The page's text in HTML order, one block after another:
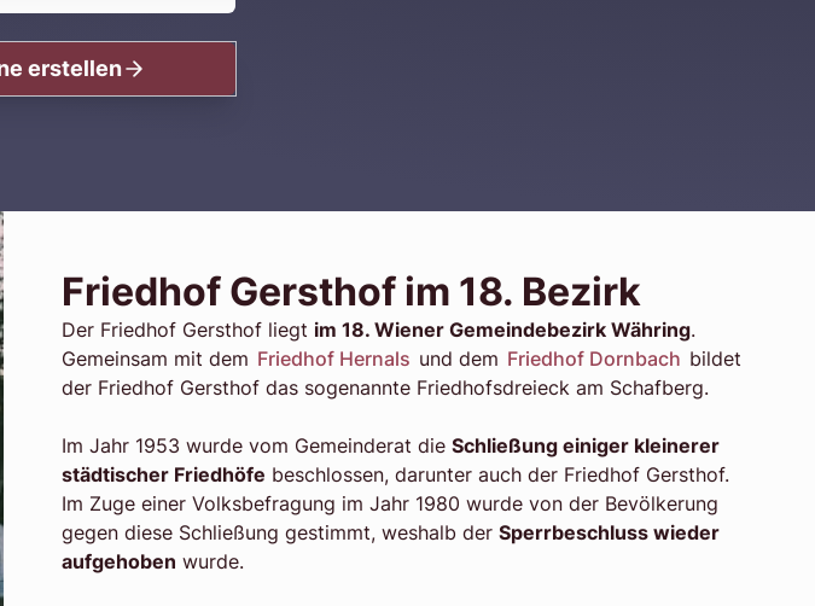
erstellen
Friedhof Gersthof im 18. Bezirk
Der Friedhof Gersthof liegt im 18. Wiener Gemeindebezirk Währing.
Gemeinsam mit dem Friedhof Hernals und dem Friedhof Dornbach bildet
der Friedhof Gersthof das sogenannte Friedhofsdreieck am Schafberg.
Im Jahr 1953 wurde vom Gemeinderat die Schließung einiger kleinerer
städtischer Friedhöfe beschlossen, darunter auch der Friedhof Gersthof.
Im Zuge einer Volksbefragung im Jahr 1980 wurde von der Bevölkerung
gegen diese Schließung gestimmt, weshalb der Sperrbeschluss wieder
aufgehoben wurde.